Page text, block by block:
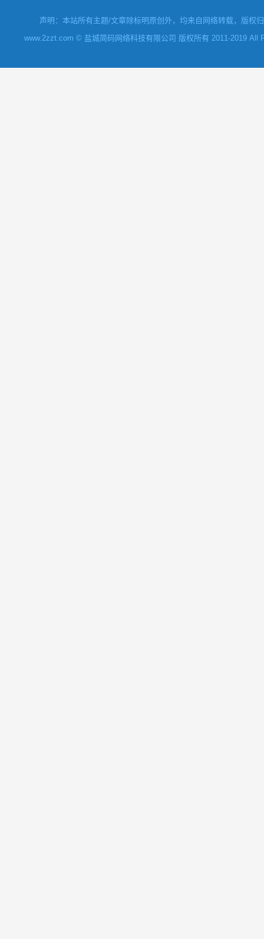
声明：本站所有主题/文章除标明原创外，均来自网络转载，版权
www.2zzt.com © 盐城简码网络科技有限公司 版权所有 2011-2019